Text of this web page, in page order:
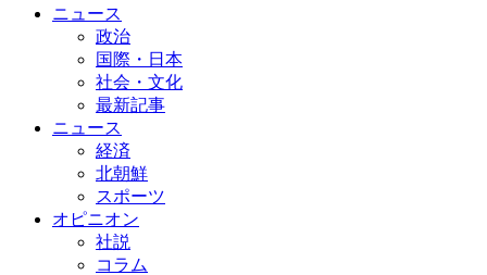
ニュース
政治
国際・日本
社会・文化
最新記事
ニュース
経済
北朝鮮
スポーツ
オピニオン
社説
コラム